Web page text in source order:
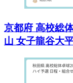
京都府 高校総
山 女子龍谷大